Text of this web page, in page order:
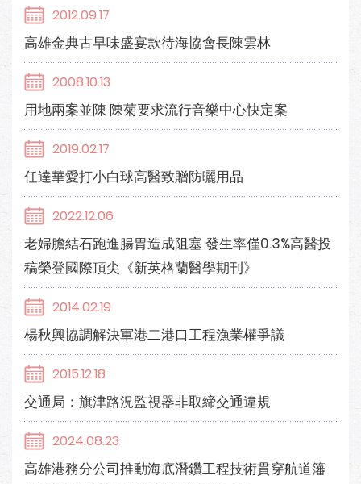
2012.09.17
高雄金典古早味盛宴款待海協會長陳雲林
2008.10.13
用地兩案並陳 陳菊要求流行音樂中心快定案
2019.02.17
任達華愛打小白球高醫致贈防曬用品
2022.12.06
老婦膽結石跑進腸胃造成阻塞 發生率僅0.3%高醫投
稿榮登國際頂尖《新英格蘭醫學期刊》
2014.02.19
楊秋興協調解決軍港二港口工程漁業權爭議
2015.12.18
交通局：旗津路況監視器非取締交通違規
2024.08.23
高雄港務分公司推動海底潛鑽工程技術貫穿航道籓